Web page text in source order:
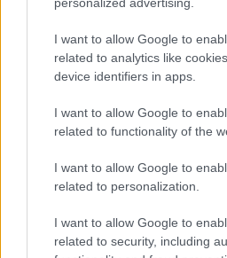
I want to allow Google to
related to analytics like
device identifiers in apps.
I want to allow Google to
related to functionality of the
I want to allow Google to
related to personalization.
I want to allow Google to
related to security, including
Ιδιωτικός τομέας
Ασφαλισμένος στα67 έτη
λαμβάνει
Ασφαλισμένος στα62 έτη
λαμβάνει περίπου160
Στις περιπτώσεις μειωμένης
εφαρμόζονται μειώσεις τόσο